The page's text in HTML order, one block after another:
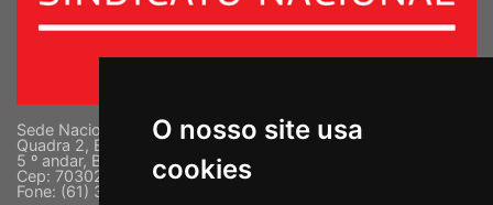
O nosso site usa
cookies
Sede Nacional - Setor Comercial Sul
Quadra 2, Edifício Cedro II
5 º andar, Bloco "C"
Cep: 70302-914 Brasília-DF |Ver mapa
Fone: (61) 3962-8400